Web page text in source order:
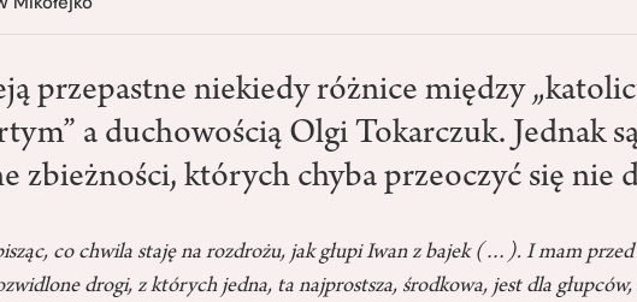
przepastne niekiedy różnice między
a duchowością Olgi Tokarczuk. Jednak
zbieżności, których chyba przeoczyć się nie
co chwila staję na rozdrożu, jak głupi Iwan z bajek (…). I mam
drogi, z których jedna, ta najprostsza, środkowa, jest dla